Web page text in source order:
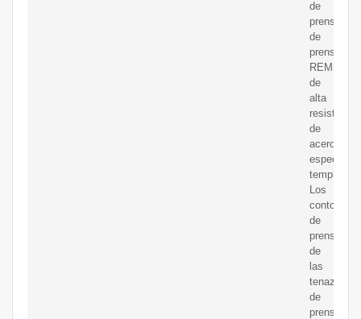
de
prensar/
de
prensar
REMS
de
alta
resistencia
de
acero
especial
templado.
Los
contornos
de
prensado
de
las
tenazas
de
prensar/